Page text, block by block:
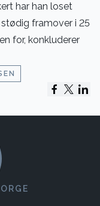
har han loset
framover i 25
for, konkluderer